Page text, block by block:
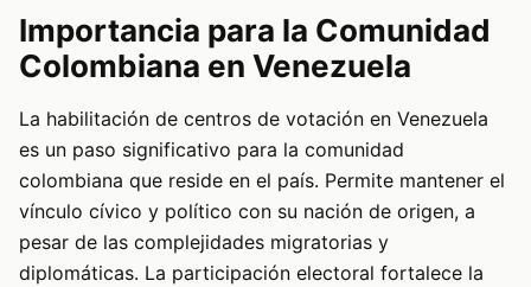
Importancia para la Comunidad
Colombiana en Venezuela
La habilitación de centros de votación en Venezuela
es un paso significativo para la comunidad
colombiana que reside en el país. Permite mantener el
vínculo cívico y político con su nación de origen, a
pesar de las complejidades migratorias y
diplomáticas. La participación electoral fortalece la